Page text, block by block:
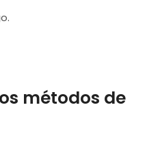
métodos de